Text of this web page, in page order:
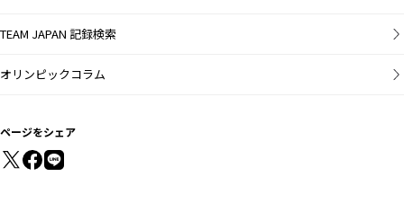
TEAM JAPAN 記録検索
オリンピックコラム
ページをシェア